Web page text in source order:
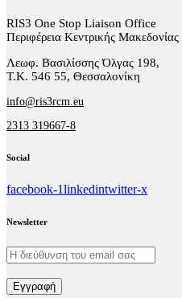
RIS3 One Stop Liaison Office
Περιφέρεια Κεντρικής Μακεδονίας
Λεωφ. Βασιλίσσης Όλγας 198,
Τ.Κ. 546 55, Θεσσαλονίκη
info@ris3rcm.eu
2313 319667-8
Social
facebook-1linkedintwitter-x
Newsletter
Εγγραφή